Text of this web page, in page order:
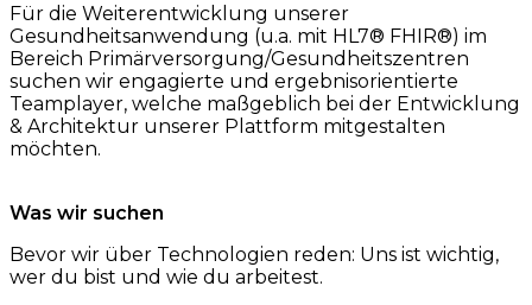
Für die Weiterentwicklung unserer
Gesundheitsanwendung (u.a. mit HL7® FHIR®) im
Bereich Primärversorgung/Gesundheitszentren
suchen wir engagierte und ergebnisorientierte
Teamplayer, welche maßgeblich bei der Entwicklung
& Architektur unserer Plattform mitgestalten
möchten.
Was wir suchen
Bevor wir über Technologien reden: Uns ist wichtig,
wer du bist und wie du arbeitest.